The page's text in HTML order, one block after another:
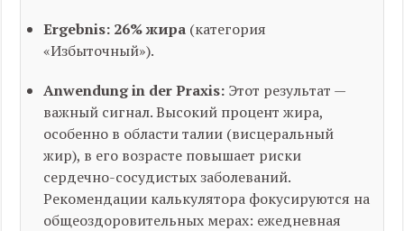
Ergebnis: 26% жира (категория
«Избыточный»).
Anwendung in der Praxis: Этот результат —
важный сигнал. Высокий процент жира,
особенно в области талии (висцеральный
жир), в его возрасте повышает риски
сердечно-сосудистых заболеваний.
Рекомендации калькулятора фокусируются на
общеоздоровительных мерах: ежедневная